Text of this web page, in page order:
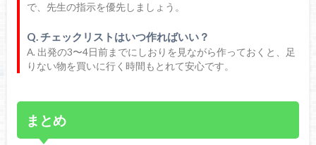
で、先生の指示を優先しましょう。
Q. チェックリストはいつ作ればいい？
A. 出発の3〜4日前までにしおりを見ながら作っておくと、足
りない物を買いに行く時間もとれて安心です。
まとめ